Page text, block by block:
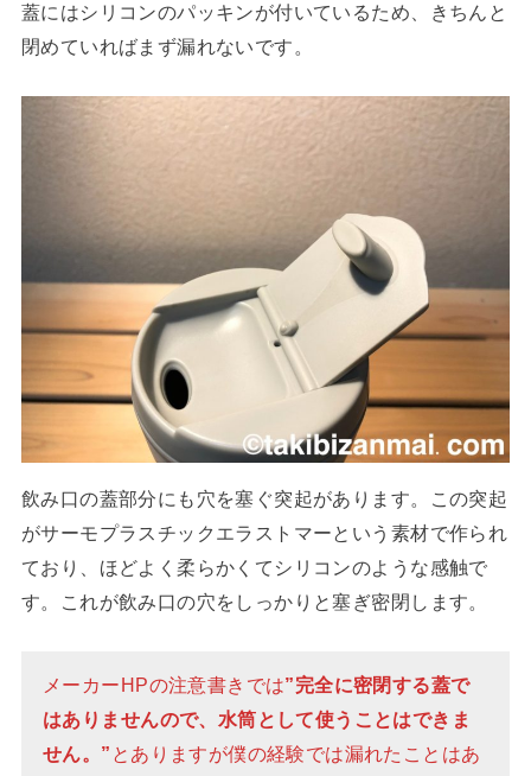
蓋にはシリコンのパッキンが付いているため、きちんと
閉めていればまず漏れないです。
飲み口の蓋部分にも穴を塞ぐ突起があります。この突起
がサーモプラスチックエラストマーという素材で作られ
ており、ほどよく柔らかくてシリコンのような感触で
す。これが飲み口の穴をしっかりと塞ぎ密閉します。
メーカーHPの注意書きでは”完全に密閉する蓋で
はありませんので、水筒として使うことはできま
せん。” とありますが僕の経験では漏れたことはあ